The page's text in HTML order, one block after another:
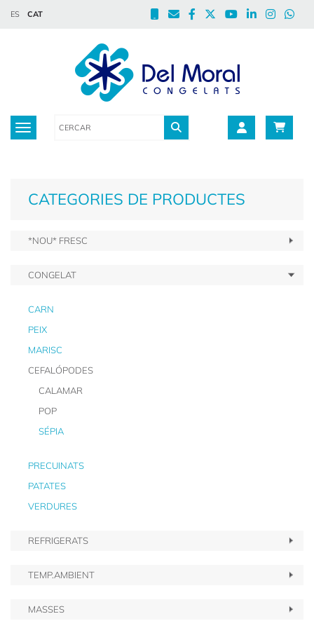
ES CAT
Toggle navigation
CATEGORIES DE PRODUCTES
*NOU* FRESC
CONGELAT
CARN
PEIX
MARISC
CEFALÓPODES
CALAMAR
POP
SÉPIA
PRECUINATS
PATATES
VERDURES
REFRIGERATS
TEMP.AMBIENT
MASSES